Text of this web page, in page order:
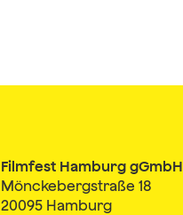
Filmfest Hamburg gGmbH
Mönckebergstraße 18
20095 Hamburg